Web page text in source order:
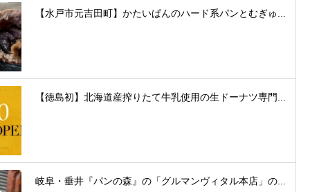
【水戸市元吉田町】かたいぱんのハード系パンとむぎゅ...
【徳島初】北海道産搾りたて牛乳使用の生ドーナツ専門...
岐阜・垂井『パンの森』の「グルマンヴィタル本店」の...